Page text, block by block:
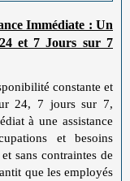
Immédiate : Un
et 7 Jours sur 7
constante et
24, 7 jours sur 7,
à une assistance
et besoins
sans contraintes de
que les employés